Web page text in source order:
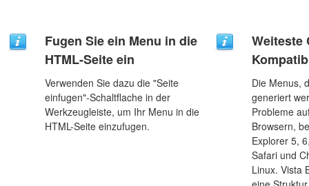
Fugen Sie ein Menu in die
HTML-Seite ein
Verwenden Sie dazu die "Seite
einfugen"-Schaltflache in der
Werkzeugleiste, um Ihr Menu in die
HTML-Seite einzufugen.
Weiteste
Die Menus,
generiert
Probleme
Browsern,
Explorer 5,
Safari und
Linux. Vista